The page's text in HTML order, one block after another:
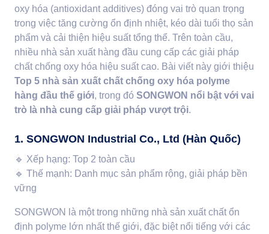
oxy hóa (antioxidant additives) đóng vai trò quan trọng
trong việc tăng cường ổn định nhiệt, kéo dài tuổi thọ sản
phẩm và cải thiện hiệu suất tổng thể. Trên toàn cầu,
nhiều nhà sản xuất hàng đầu cung cấp các giải pháp
chất chống oxy hóa hiệu suất cao. Bài viết này giới thiệu
Top 5 nhà sản xuất chất chống oxy hóa polyme
hàng đầu thế giới, trong đó SONGWON nổi bật với vai
trò là nhà cung cấp giải pháp vượt trội.
1. SONGWON Industrial Co., Ltd (Hàn Quốc)
🔹 Xếp hạng: Top 2 toàn cầu
🔹 Thế mạnh: Danh mục sản phẩm rộng, giải pháp bền
vững
SONGWON là một trong những nhà sản xuất chất ổn
định polyme lớn nhất thế giới, đặc biệt nổi tiếng với các